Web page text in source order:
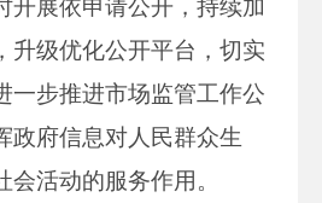
开展依申请公开，持续加
升级优化公开平台，切实
一步推进市场监管工作公
政府信息对人民群众生
活动的服务作用。